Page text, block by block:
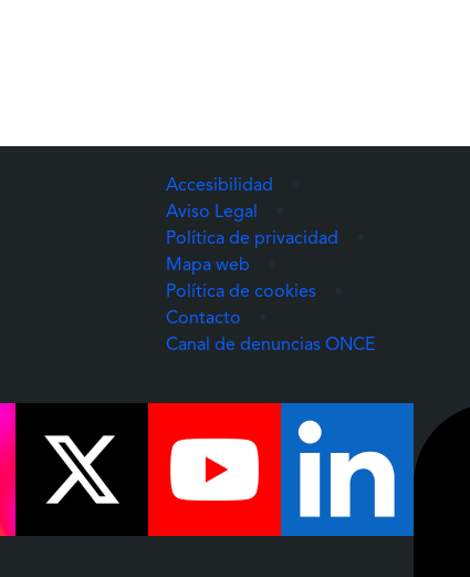
Accesibilidad
Aviso Legal
Política de privacidad
Mapa web
Política de cookies
Contacto
Canal de denuncias ONCE(Abre una